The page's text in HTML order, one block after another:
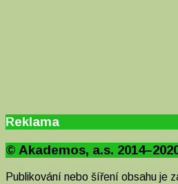
Reklama
© Akademos, a.s.
Publikování nebo šíření obsahu je